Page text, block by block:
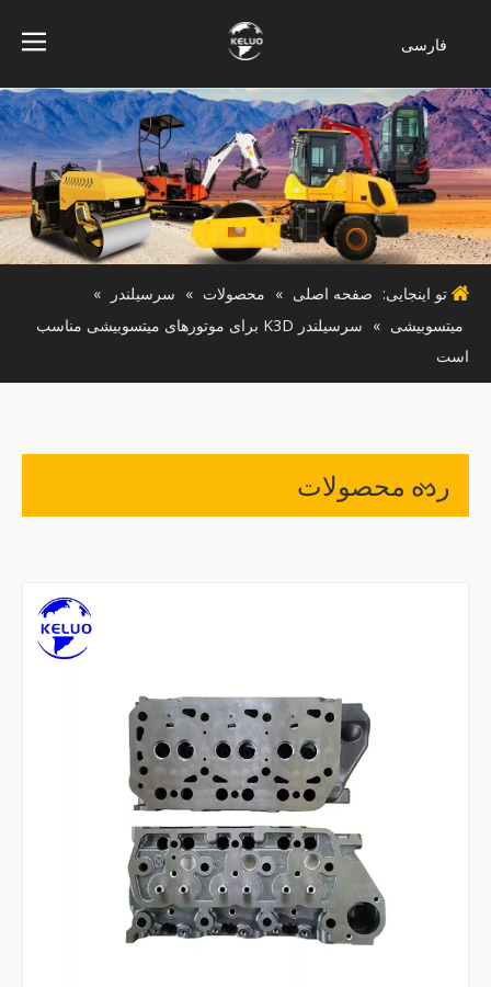
فارسی
indonesia
Türk dili
ไทย
Italiano
Deutsch
Português
Español
Pусский
Français
تو اینجایی: صفحه اصلی » محصولات » سرسیلندر
»
میتسوبیشی »
سرسیلندر K3D برای موتورهای میتسوبیشی مناسب
است
رده محصولات